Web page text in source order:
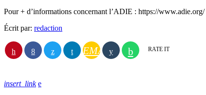
Pour + d’informations concernant l’ADIE : https://www.adie.org/
Écrit par: redaction
EMAIL RATE IT
insert_link